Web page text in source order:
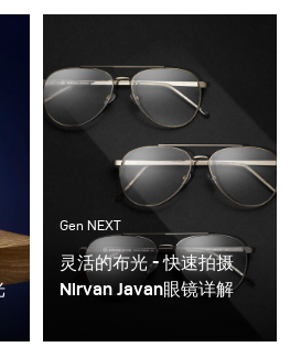
worst but the experiences
to find my aesthetic and
professionally.
another change and moved to
the city… there is something
strong impact on my
shifted to primarily product
Gen NEXT
灵活的布光 - 快速拍摄
Nirvan Javan眼镜详解